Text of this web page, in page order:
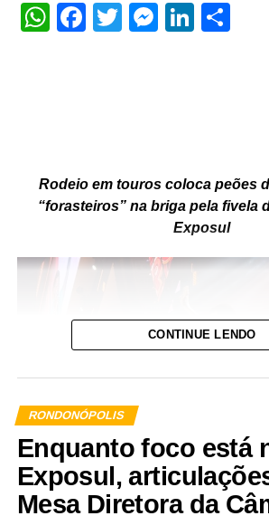
WhatsApp
Facebook
Twitter
Rodeio em touros coloca peões
“forasteiros” na briga pela fivela
Exposul
Foto-Assessoria
CONTINUE LENDO
RONDONÓPOLIS
Enquanto foco está
Exposul,
Mesa Diretora da